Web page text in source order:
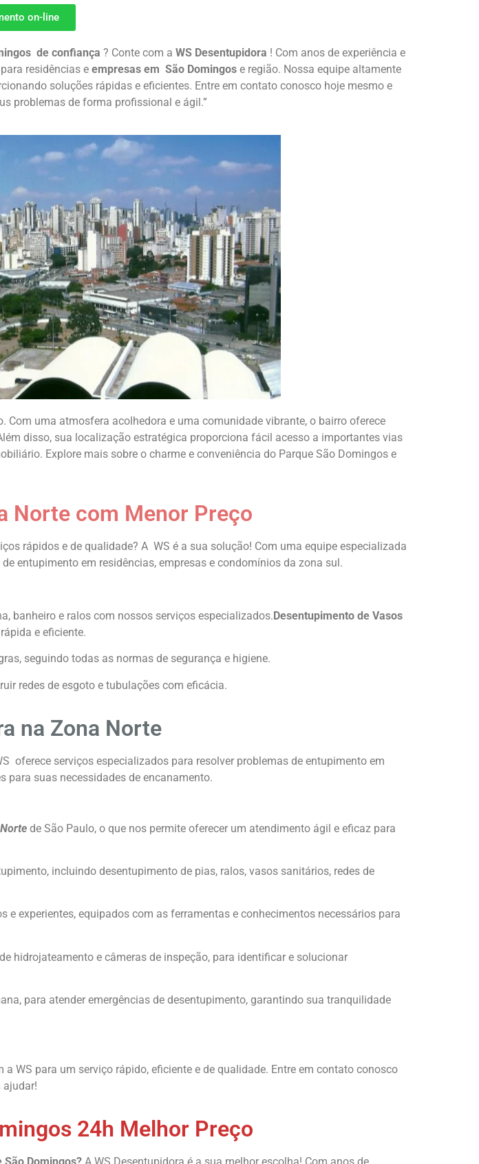
on-line
de confiança ? Conte com a WS Desentupidora ! Com anos de experiência e
residências e empresas em São Domingos e região. Nossa equipe altamente
soluções rápidas e eficientes. Entre em contato conosco hoje mesmo e
problemas de forma profissional e ágil.”
uma atmosfera acolhedora e uma comunidade vibrante, o bairro oferece
disso, sua localização estratégica proporciona fácil acesso a importantes vias
Explore mais sobre o charme e conveniência do Parque São Domingos e
Norte com Menor Preço
rápidos e de qualidade? A WS é a sua solução! Com uma equipe especializada
entupimento em residências, empresas e condomínios da zona sul.
banheiro e ralos com nossos serviços especializados.Desentupimento de Vasos
e eficiente.
seguindo todas as normas de segurança e higiene.
redes de esgoto e tubulações com eficácia.
na Zona Norte
oferece serviços especializados para resolver problemas de entupimento em
para suas necessidades de encanamento.
de São Paulo, o que nos permite oferecer um atendimento ágil e eficaz para
incluindo desentupimento de pias, ralos, vasos sanitários, redes de
experientes, equipados com as ferramentas e conhecimentos necessários para
hidrojateamento e câmeras de inspeção, para identificar e solucionar
para atender emergências de desentupimento, garantindo sua tranquilidade
WS para um serviço rápido, eficiente e de qualidade. Entre em contato conosco
ajudar!
24h Melhor Preço